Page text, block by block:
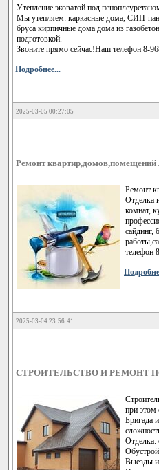
Утепление эковатой под
Мы утепляем: каркасные дома, СИП-
бруса кирпичные дома дома из
подготовкой.
Звоните прямо сейчас!Наш телефон 8-
Подробнее...
2025-03-05 00:27:05
Ремонт квартир,домов,помещений
Ремонт
Отделка
комнат,
сайдинг,
телефон
2025-03-04 23:56:41
СТРОИТЕЛЬСТВО И РЕМОНТ
при этом
Бригада
Отделка:
Выезды и